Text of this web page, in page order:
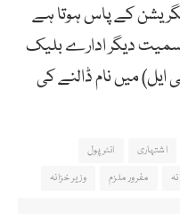
کے پاس ہوتا ہے
سمیت دیگر ادارے بلیک
میں نام ڈالنے کی
اشتہاری
انٹرپول
مفرور ملزم وزیر خزانہ